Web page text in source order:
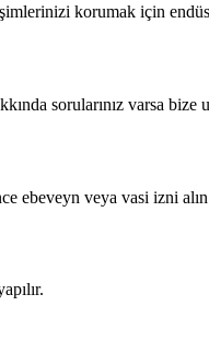
korumak için
sorularınız varsa bize
ebeveyn veya vasi izni